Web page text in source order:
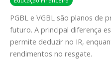
PGBL e VGBL são planos de
futuro. A principal diferença
permite deduzir no IR,
rendimentos no resgate.
são,
diferenças
e
qual
escolher